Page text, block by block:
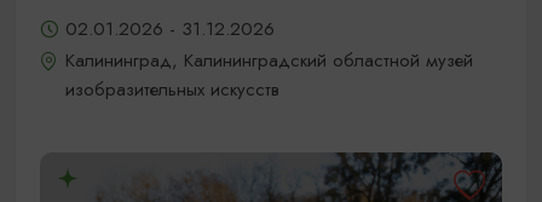
02.01.2026 - 31.12.2026
Калининград, Калининградский областной музей
изобразительных искусств